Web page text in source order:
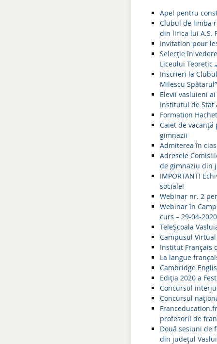
Apel pentru
Clubul de limba
din lirica lui A.S.
Invitation pour
Selecție în
Liceului Teoretic
Inscrieri la
Milescu
Elevii vasluieni
Institutul de Stat
Formation
Caiet de
gimnazii
Admiterea în
Adresele
de gimnaziu din
IMPORTANT!
sociale!
Webinar nr. 2
Webinar în
curs – 29-04-
TeleȘcoala
Campusul
Institut Français
La langue
Cambridge
Ediția 2020 a
Concursul
Concursul
profesorii de
Două sesiuni de
din județul Vaslui